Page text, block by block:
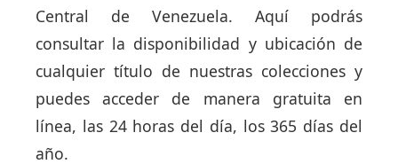
Central de Venezuela. Aquí podrás
consultar la disponibilidad y ubicación de
cualquier título de nuestras colecciones y
puedes acceder de manera gratuita en
línea, las 24 horas del día, los 365 días del
año.